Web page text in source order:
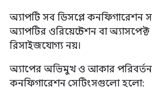
অ্যাপটি সব ডিসপ্লে কনফিগারেশন
অ্যাপটির ওরিয়েন্টেশন বা অ্যাসপেক্ট
রিসাইজযোগ্য নয়।
অ্যাপের অভিমুখ ও আকার
কনফিগারেশন সেটিংসগুলো হলো: